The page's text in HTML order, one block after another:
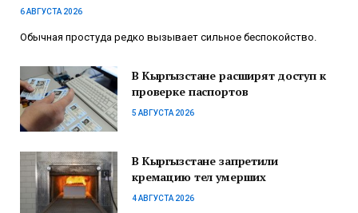
6 АВГУСТА 2026
Обычная простуда редко вызывает сильное беспокойство.
В Кыргызстане расширят доступ к
проверке паспортов
5 АВГУСТА 2026
В Кыргызстане запретили
кремацию тел умерших
4 АВГУСТА 2026